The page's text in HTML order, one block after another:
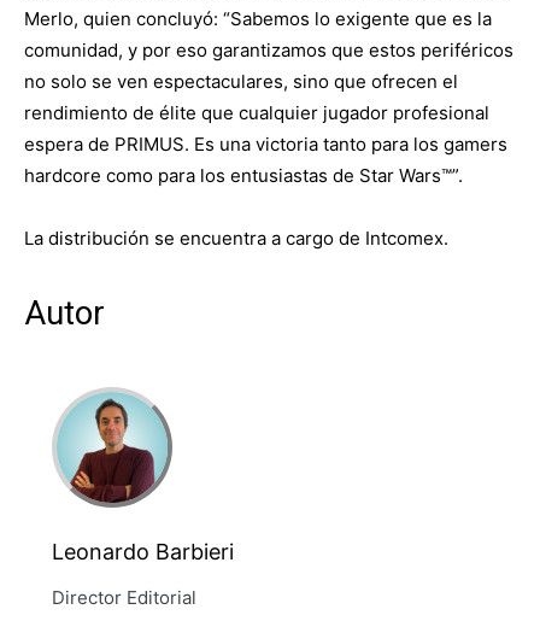
Merlo, quien concluyó: “Sabemos lo exigente que es la
comunidad, y por eso garantizamos que estos periféricos
no solo se ven espectaculares, sino que ofrecen el
rendimiento de élite que cualquier jugador profesional
espera de PRIMUS. Es una victoria tanto para los gamers
hardcore como para los entusiastas de Star Wars™”.
La distribución se encuentra a cargo de Intcomex.
Autor
Leonardo Barbieri
Director Editorial